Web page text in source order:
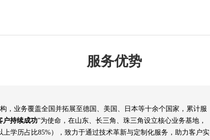
服务优势
，业务覆盖全国并拓展至德国、美国、日本等十余个国家，累计服
户持续成功”为使命，在山东、长三角、珠三角设立核心业务基地，
学历占比85%），致力于通过技术革新与定制化服务，助力客户实